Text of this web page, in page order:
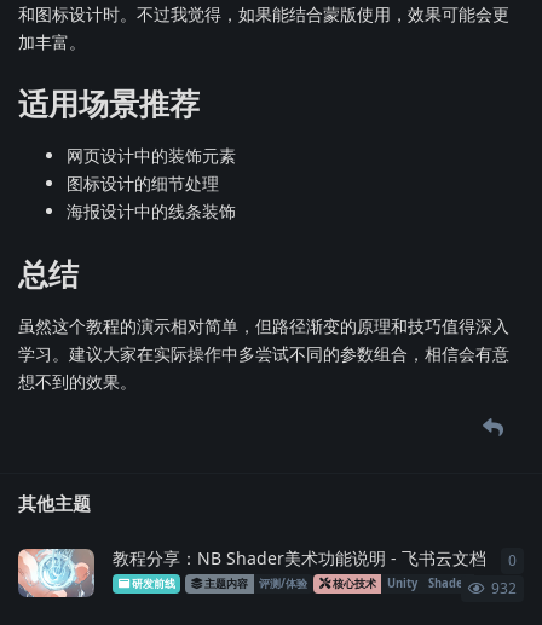
和图标设计时。不过我觉得，如果能结合蒙版使用，效果可能会更
加丰富。
适用场景推荐
网页设计中的装饰元素
图标设计的细节处理
海报设计中的线条装饰
总结
虽然这个教程的演示相对简单，但路径渐变的原理和技巧值得深入
学习。建议大家在实际操作中多尝试不同的参数组合，相信会有意
想不到的效果。
其他主题
教程分享：‌⁠⁠‬​​​‌‌​​‍​‌​⁠ ⁠‍​ ​⁠​‌‌‍​​ ​​​⁠​​​ ‍​​​​‌⁠​‬​‍​NB Shader美术功能说明 - 飞书云文档
研发前线 主题内容 评测/体验 核心技术 Unity Shader 性能优化
932
0